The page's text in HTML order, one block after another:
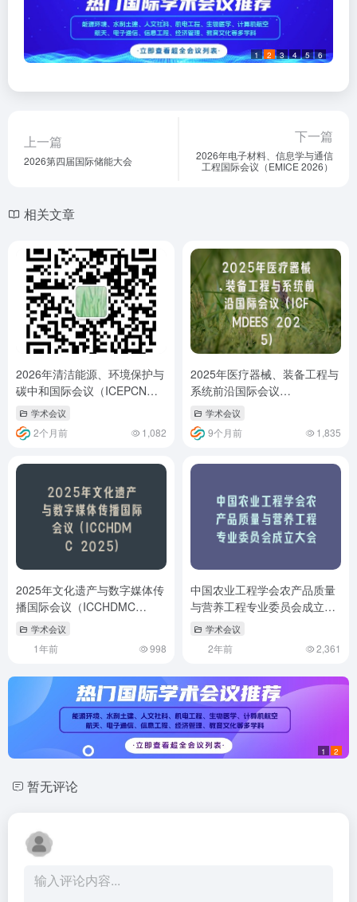
1 2 3 4 5 6
上一篇
2026第四届国际储能大会
下一篇
2026年电子材料、信息学与通信
工程国际会议（EMICE 2026）
相关文章
2026年清洁能源、环境保护与
碳中和国际会议（ICEPCN
2026）
学术会议
2个月前 1,082
2025年医疗器械、装备工程与
系统前沿国际会议
（ICFMDEES 2025）
学术会议
9个月前 1,835
2025年文化遗产与数字媒体传
播国际会议（ICCHDMC
2025）
学术会议
1年前 998
中国农业工程学会农产品质量
与营养工程专业委员会成立大
会 学术会议
2年前 2,361
1 2
暂无评论